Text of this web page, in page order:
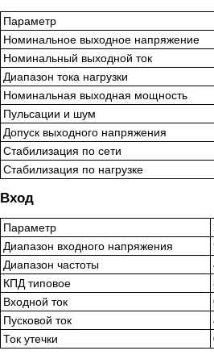
Параметр
Номинальное выходное напряжение
Номинальный выходной ток
Диапазон тока нагрузки
Номинальная выходная мощность
Пульсации и шум
Допуск выходного напряжения
Стабилизация по сети
Стабилизация по нагрузке
Вход
Параметр
Диапазон входного напряжения
Диапазон частоты
КПД типовое
Входной ток
Пусковой ток
Ток утечки